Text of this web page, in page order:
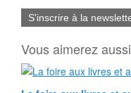
S'inscrire à la
Vous aimerez